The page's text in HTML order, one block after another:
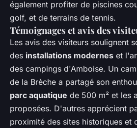
également profiter de piscines
golf, et de terrains de tennis.
Témoignages et avis des
Les avis des visiteurs soulignent
des installations modernes et
des campings d'Amboise. Un
de la Brèche a partagé son
parc aquatique de 500 m² et les
proposées. D'autres apprécient
proximité des sites historiques et